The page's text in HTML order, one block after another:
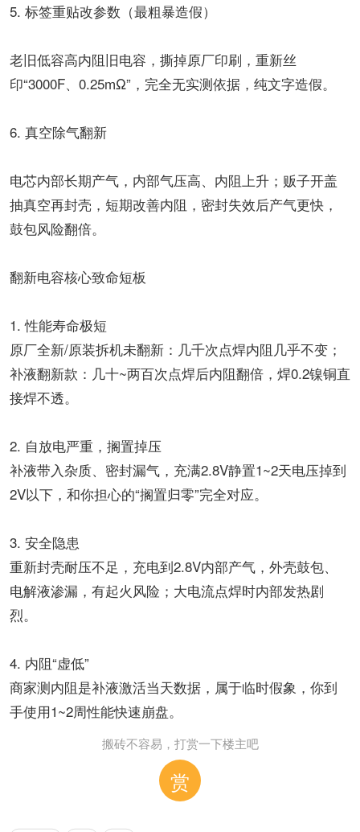
5. 标签重贴改参数（最粗暴造假）
老旧低容高内阻旧电容，撕掉原厂印刷，重新丝
印“3000F、0.25mΩ”，完全无实测依据，纯文字造假。
6. 真空除气翻新
电芯内部长期产气，内部气压高、内阻上升；贩子开盖
抽真空再封壳，短期改善内阻，密封失效后产气更快，
鼓包风险翻倍。
翻新电容核心致命短板
1. 性能寿命极短
原厂全新/原装拆机未翻新：几千次点焊内阻几乎不变；
补液翻新款：几十~两百次点焊后内阻翻倍，焊0.2镍铜直
接焊不透。
2. 自放电严重，搁置掉压
补液带入杂质、密封漏气，充满2.8V静置1~2天电压掉到
2V以下，和你担心的“搁置归零”完全对应。
3. 安全隐患
重新封壳耐压不足，充电到2.8V内部产气，外壳鼓包、
电解液渗漏，有起火风险；大电流点焊时内部发热剧
烈。
4. 内阻“虚低”
商家测内阻是补液激活当天数据，属于临时假象，你到
手使用1~2周性能快速崩盘。
搬砖不容易，打赏一下楼主吧
赏